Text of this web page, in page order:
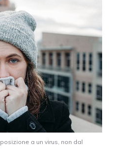
a un virus, non dal